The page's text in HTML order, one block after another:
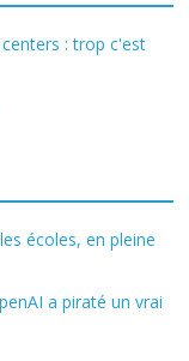
: trop c'est
écoles, en pleine
a piraté un vrai